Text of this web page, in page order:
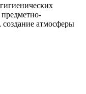
атмосферы